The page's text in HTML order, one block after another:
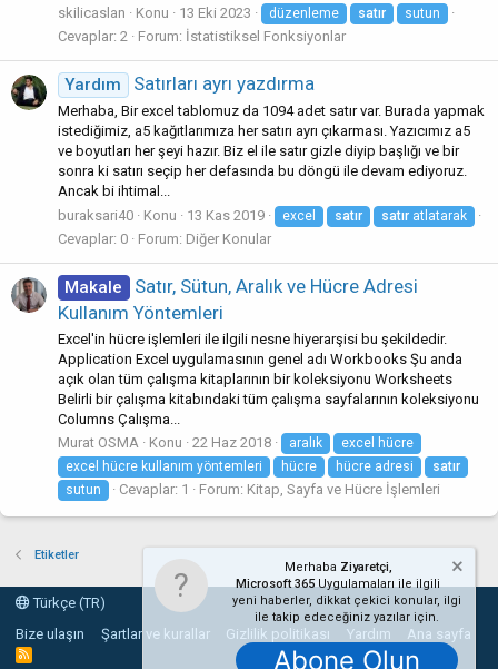
skilicaslan
Konu 13 Eki 2023 düzenleme satır sutun
Cevaplar: 2 Forum: İstatistiksel Fonksiyonlar
Yardım Satırları ayrı yazdırma
Merhaba, Bir excel tablomuz da 1094 adet satır var. Burada yapmak
istediğimiz, a5 kağıtlarımıza her satırı ayrı çıkarması. Yazıcımız a5
ve boyutları her şeyi hazır. Biz el ile satır gizle diyip başlığı ve bir
sonra ki satırı seçip her defasında bu döngü ile devam ediyoruz.
Ancak bi ihtimal...
buraksari40
Konu 13 Kas 2019 excel satır satır atlatarak
Cevaplar: 0 Forum: Diğer Konular
Makale
Satır, Sütun, Aralık ve Hücre Adresi
Kullanım Yöntemleri
Excel'in hücre işlemleri ile ilgili nesne hiyerarşisi bu şekildedir.
Application Excel uygulamasının genel adı Workbooks Şu anda
açık olan tüm çalışma kitaplarının bir koleksiyonu Worksheets
Belirli bir çalışma kitabındaki tüm çalışma sayfalarının koleksiyonu
Columns Çalışma...
Murat OSMA
Konu 22 Haz 2018 aralık
excel hücre
excel hücre kullanım yöntemleri
hücre hücre adresi
satır
sutun
Cevaplar: 1 Forum: Kitap, Sayfa ve Hücre İşlemleri
Etiketler
Türkçe (TR)
Bize ulaşın
Şartlar ve kurallar Gizlilik politikası Yardım Ana sayfa
R
Merhaba Ziyaretçi,
Microsoft 365Uygulamaları ile ilgili
yeni haberler, dikkat çekici konular, ilgi
ile takip edeceğiniz yazılar için.
Abone Olun